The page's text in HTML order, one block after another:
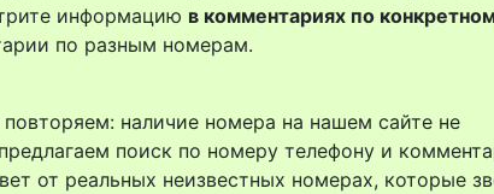
информацию в комментариях по
по разным номерам.
наличие номера на нашем сайте не
поиск по номеру телефону и
от реальных неизвестных номерах, которые